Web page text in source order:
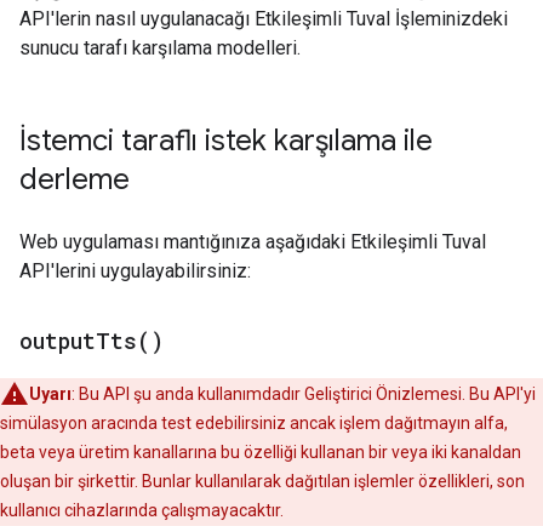
API'lerin nasıl uygulanacağı Etkileşimli Tuval İşleminizdeki
sunucu tarafı karşılama modelleri.
İstemci taraflı istek karşılama ile
derleme
Web uygulaması mantığınıza aşağıdaki Etkileşimli Tuval
API'lerini uygulayabilirsiniz:
outputTts( )
Uyarı: Bu API şu anda kullanımdadır Geliştirici Önizlemesi. Bu API'yi
simülasyon aracında test edebilirsiniz ancak işlem dağıtmayın alfa,
beta veya üretim kanallarına bu özelliği kullanan bir veya iki kanaldan
oluşan bir şirkettir. Bunlar kullanılarak dağıtılan işlemler özellikleri, son
kullanıcı cihazlarında çalışmayacaktır.